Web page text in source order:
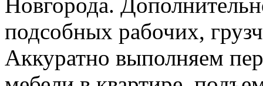
подсобных рабочих,
Аккуратно выполняем